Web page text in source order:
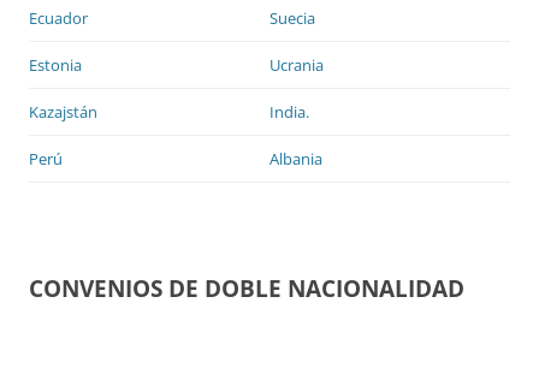
Ecuador Suecia
Estonia Ucrania
Kazajstán India.
Perú Albania
CONVENIOS DE DOBLE NACIONALIDAD